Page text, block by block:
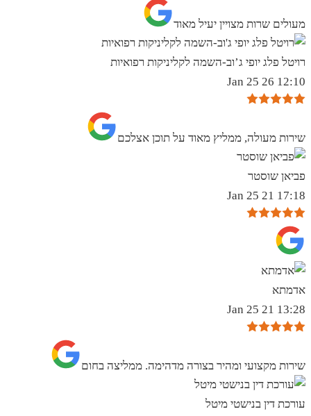
מעולים שרות מצויין יעיל מאוד
רויטל פלג יופי ג’וב-השמה לקליניקות רפואיות
12:10 26 Jan 25
שירות מעולה, ממליץ מאוד על תוכן אצלכם
פביאן שוסטר
17:18 21 Jan 25
אדמתא
13:28 21 Jan 25
שירות מקצועי ומהיר בצורה מדהימה. ממליצה בחום
עורכת דין בנישטי מיטל